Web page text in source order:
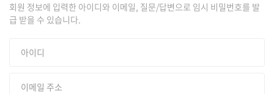
회원 정보에 입력한 아이디와 이메일, 질문/답변으로 임시 비밀번호를 발
급 받을 수 있습니다.